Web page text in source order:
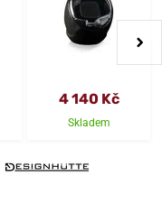
4 140 Kč
Skladem